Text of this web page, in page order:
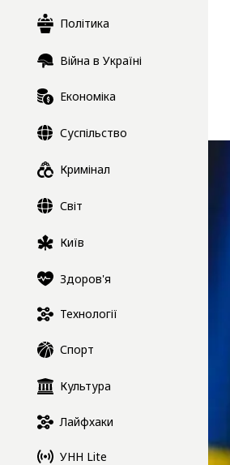
Політика
Війна в Україні
Економіка
Суспільство
Кримінал
Світ
Київ
Здоров'я
Технології
Спорт
Культура
Лайфхаки
УНН Lite